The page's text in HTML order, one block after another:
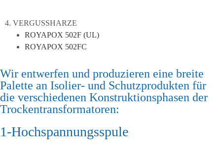
4. VERGUSSHARZE
ROYAPOX 502F (UL)
ROYAPOX 502FC
Wir entwerfen und produzieren eine breite
Palette an Isolier- und Schutzprodukten für
die verschiedenen Konstruktionsphasen der
Trockentransformatoren:
1-Hochspannungsspule